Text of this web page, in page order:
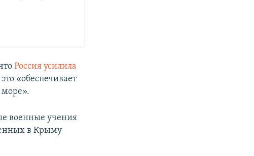
Россия усилила
«обеспечивает
море».
военные учения
в Крыму